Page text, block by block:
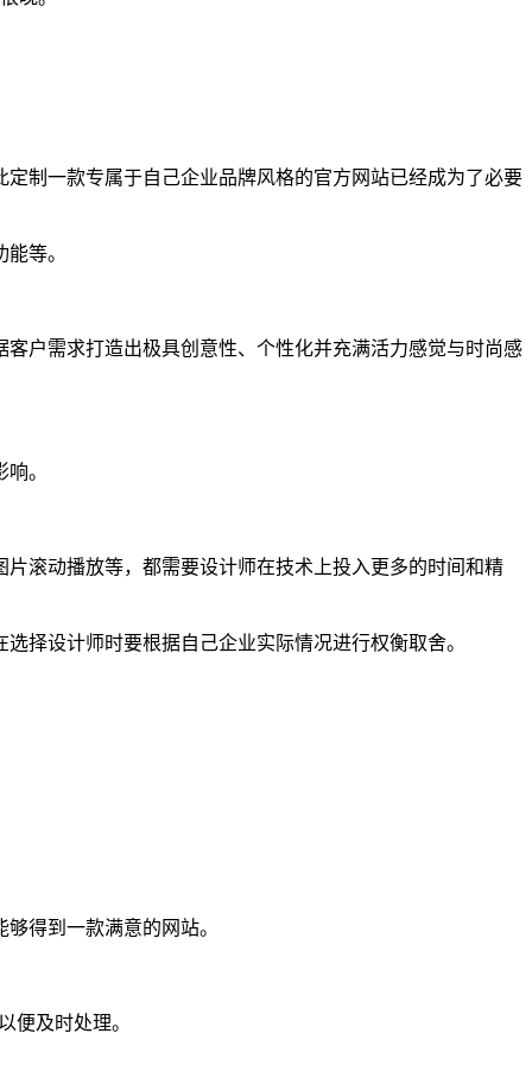
制一款专属于自己企业品牌风格的官方网站已经成为了必要
等。
户需求打造出极具创意性、个性化并充满活力感觉与时尚感
。
滚动播放等，都需要设计师在技术上投入更多的时间和精
择设计师时要根据自己企业实际情况进行权衡取舍。
得到一款满意的网站。
便及时处理。